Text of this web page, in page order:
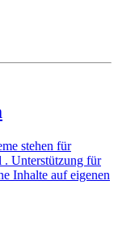
stehen für
. Unterstützung für
Inhalte auf eigenen